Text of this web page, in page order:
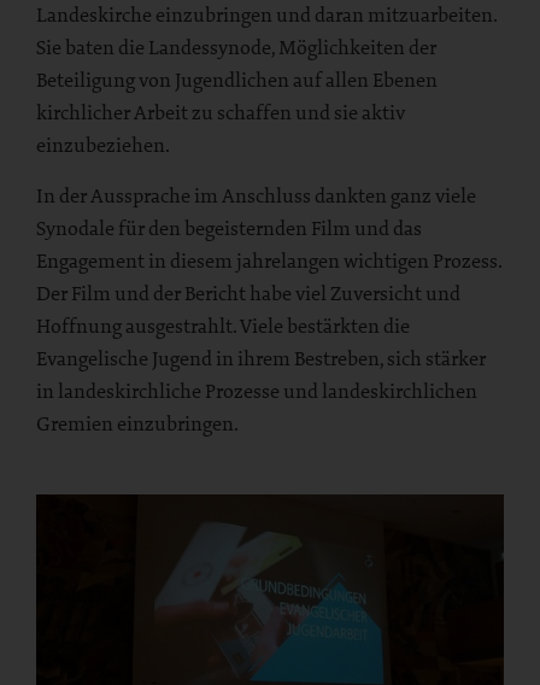
Landeskirche einzubringen und daran mitzuarbeiten.
Sie baten die Landessynode, Möglichkeiten der
Beteiligung von Jugendlichen auf allen Ebenen
kirchlicher Arbeit zu schaffen und sie aktiv
einzubeziehen.
In der Aussprache im Anschluss dankten ganz viele
Synodale für den begeisternden Film und das
Engagement in diesem jahrelangen wichtigen Prozess.
Der Film und der Bericht habe viel Zuversicht und
Hoffnung ausgestrahlt. Viele bestärkten die
Evangelische Jugend in ihrem Bestreben, sich stärker
in landeskirchliche Prozesse und landeskirchlichen
Gremien einzubringen.